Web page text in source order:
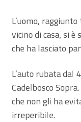
L’uomo,
vicino di casa, si
che ha lasciato
L’auto rubata dal
Cadelbosco
che non gli ha
irreperibile.